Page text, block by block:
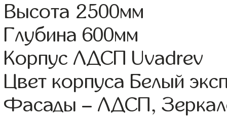
Высота 2500мм
Глубина 600мм
Корпус ЛДСП Uvadrev
Цвет корпуса Белый
Фасады – ЛДСП,